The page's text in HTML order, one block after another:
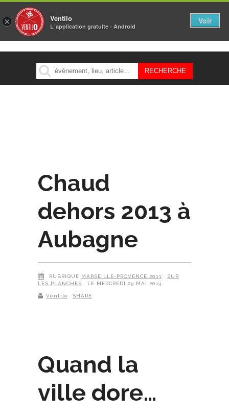
MENU
Chaud
dehors 2013 à
Aubagne
RUBRIQUE MARSEILLE-PROVENCE 2013
SUR
LES PLANCHES
, LE MERCREDI 29 MAI 2013
Ventilo SHARE
Quand la
ville dore…
× Ventilo
L´application gratuite - Android
Voir